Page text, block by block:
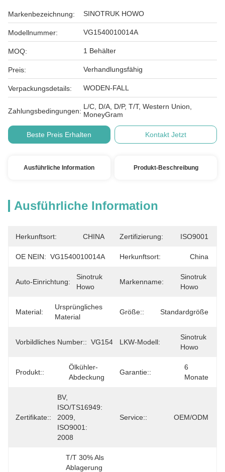
Markenbezeichnung: SINOTRUK HOWO
Modellnummer: VG1540010014A
MOQ: 1 Behälter
Preis: Verhandlungsfähig
Verpackungsdetails: WODEN-FALL
Zahlungsbedingungen:
L/C, D/A, D/P, T/T, Western Union,
MoneyGram
Beste Preis Erhalten Kontakt Jetzt
Ausführliche Information Produkt-Beschreibung
Ausführliche Information
Herkunftsort: CHINA Zertifizierung: ISO9001
OE NEIN: VG1540010014A Herkunftsort: China
Auto-Einrichtung:
Sinotruk
Howo
Markenname:
Sinotruk
Howo
Material:
Ursprüngliches
Material
Größe:: Standardgröße
Vorbildliches Number:: VG1540010014A
LKW-Modell:
Sinotruk
Howo
Produkt::
Ölkühler-
Abdeckung
Garantie::
6
Monate
Zertifikate::
BV,
ISO/TS16949:
2009,
ISO9001:
2008
Service:: OEM/ODM
T/T 30% Als
Ablagerung